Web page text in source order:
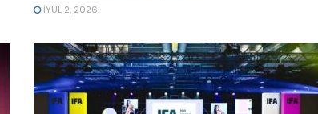
İYUL 2, 2026